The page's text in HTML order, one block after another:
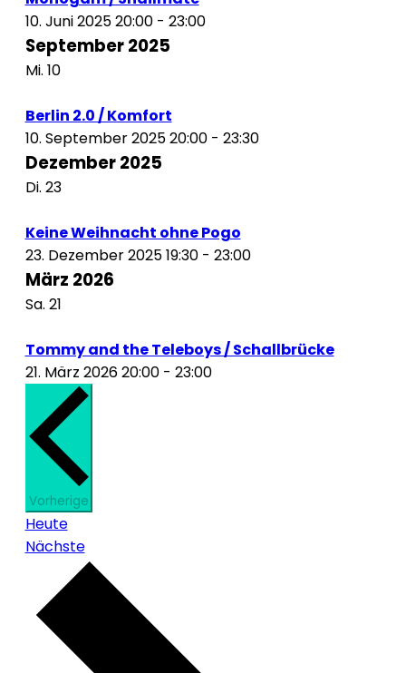
10. Juni 2025 20:00- 23:00
September 2025
Mi. 10
Berlin 2.0 / Komfort
10. September 2025 20:00- 23:30
Dezember 2025
Di. 23
Keine Weihnacht ohne Pogo
23. Dezember 2025 19:30- 23:00
März 2026
Sa. 21
Tommy and the Teleboys / Schallbrücke
21. März 2026 20:00- 23:00
VorherigeVeranstaltungen
Heute
NächsteVeranstaltungen